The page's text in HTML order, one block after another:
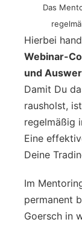
Das
Hierbei
Webinar-
und
Damit Du
rausholst,
regelmäßig
Eine
Deine
Im
permanent
Goersch in